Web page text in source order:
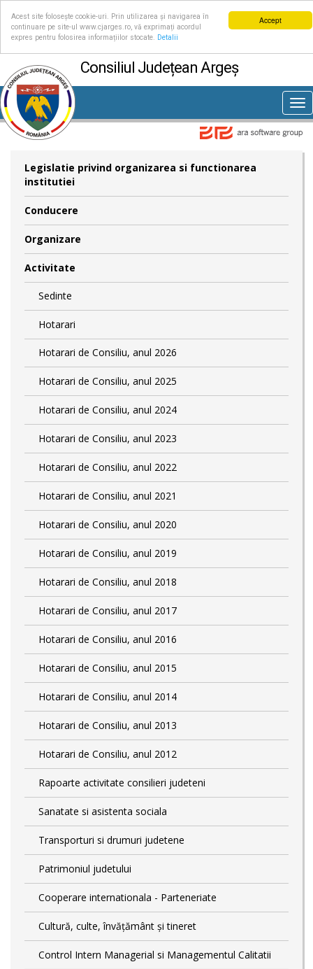
Accept
Acest site folosește cookie-uri. Prin utilizarea și navigarea în
continuare pe site-ul www.cjarges.ro, vă exprimați acordul
expres pentru folosirea informațiilor stocate.
Detalii
Consiliul Județean Argeș
Legislatie privind organizarea si functionarea
institutiei
Conducere
Organizare
Activitate
Sedinte
Hotarari
Hotarari de Consiliu, anul 2026
Hotarari de Consiliu, anul 2025
Hotarari de Consiliu, anul 2024
Hotarari de Consiliu, anul 2023
Hotarari de Consiliu, anul 2022
Hotarari de Consiliu, anul 2021
Hotarari de Consiliu, anul 2020
Hotarari de Consiliu, anul 2019
Hotarari de Consiliu, anul 2018
Hotarari de Consiliu, anul 2017
Hotarari de Consiliu, anul 2016
Hotarari de Consiliu, anul 2015
Hotarari de Consiliu, anul 2014
Hotarari de Consiliu, anul 2013
Hotarari de Consiliu, anul 2012
Rapoarte activitate consilieri judeteni
Sanatate si asistenta sociala
Transporturi si drumuri judetene
Patrimoniul judetului
Cooperare internationala - Parteneriate
Cultură, culte, învățământ și tineret
Control Intern Managerial si Managementul Calitatii